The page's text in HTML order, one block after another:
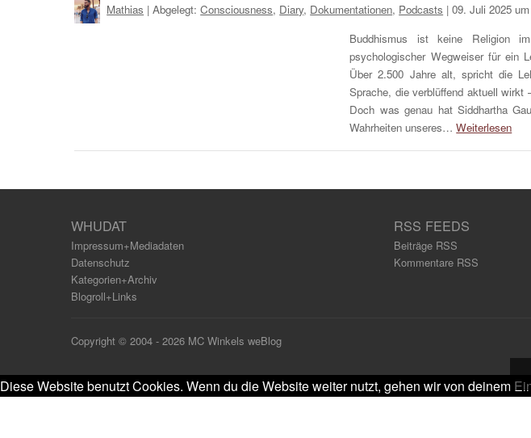
Mathias | Abgelegt:Consciousness, Diary, Dokumentationen, Podcasts |09. Juli 2025
Buddhismus ist keine Religion
psychologischer Wegweiser für ein
Über 2.500 Jahre alt, spricht die
Sprache, die verblüffend aktuell
Doch was genau hat Siddhartha
Wahrheiten unseres…Weiterlesen
WHUDAT
Impressum+Mediadaten
Datenschutz
Kategorien+Archiv
Blogroll+Links
RSS FEEDS
Beiträge RSS
Kommentare RSS
Copyright © 2004 - 2026 MC Winkels weBlog
Diese Website benutzt Cookies. Wenn du die Website weiter nutzt, gehen wir von deinem